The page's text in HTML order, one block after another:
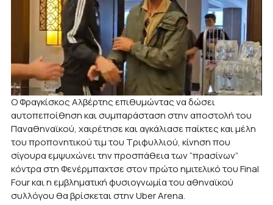
Ο Φραγκίσκος Αλβέρτης επιθυμώντας να δώσει
αυτοπεποίθηση και συμπαράσταση στην αποστολή του
Παναθηναϊκού, χαιρέτησε και αγκάλιασε παίκτες και μέλη
του προπονητικού τιμ του Τριφυλλιού, κίνηση που
σίγουρα εμψυχώνει την προσπάθεια των “πρασίνων”
κόντρα στη Φενέρμπαχτσε στον πρώτο ημιτελικό του Final
Four και η εμβληματική φυσιογνωμία του αθηναϊκού
συλλόγου θα βρίσκεται στην Uber Arena.